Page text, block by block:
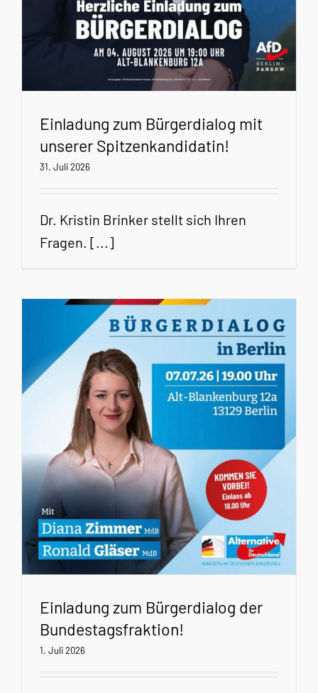
Einladung zum Bürgerdialog mit
unserer Spitzenkandidatin!
31. Juli 2026
Dr. Kristin Brinker stellt sich Ihren
Fragen. [...]
Einladung zum Bürgerdialog der
Bundestagsfraktion!
1. Juli 2026